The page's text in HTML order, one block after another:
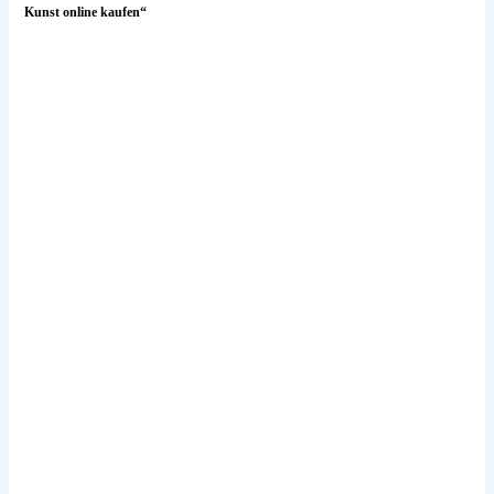
Kunst online kaufen“